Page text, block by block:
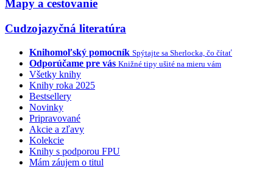
Mapy a cestovanie
Cudzojazyčná literatúra
Knihomoľský pomocník Spýtajte sa Sherlocka, čo čítať
Odporúčame pre vás Knižné tipy ušité na mieru vám
Všetky knihy
Knihy roka 2025
Bestsellery
Novinky
Pripravované
Akcie a zľavy
Kolekcie
Knihy s podporou FPU
Mám záujem o titul